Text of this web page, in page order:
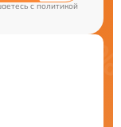
cполитикой